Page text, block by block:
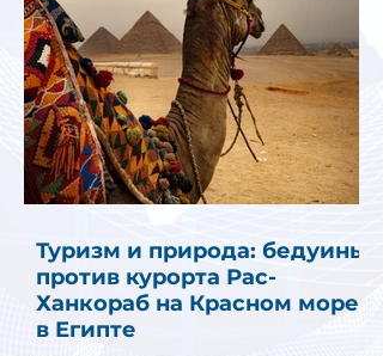
Туризм и природа: бедуины
против курорта Рас-
Ханкораб на Красном море
в Египте